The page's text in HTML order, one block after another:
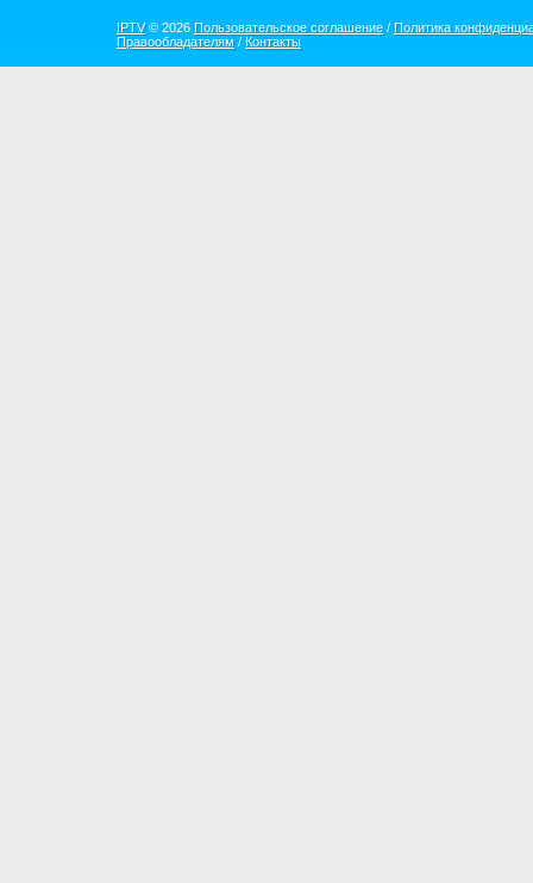
IPTV© 2026 Пользовательское соглашение / Политика
Правообладателям / Контакты